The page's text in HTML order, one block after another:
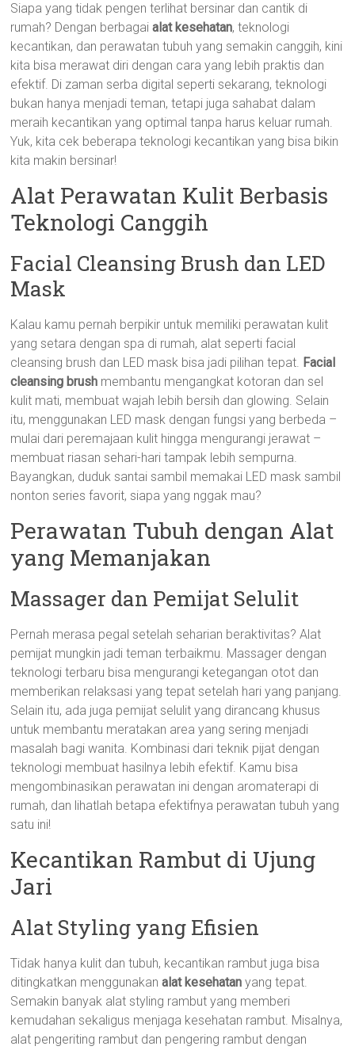
Siapa yang tidak pengen terlihat bersinar dan cantik di
rumah? Dengan berbagaialat kesehatan, teknologi
kecantikan, dan perawatan tubuh yang semakin canggih, kini
kita bisa merawat diri dengan cara yang lebih praktis dan
efektif. Di zaman serba digital seperti sekarang, teknologi
bukan hanya menjadi teman, tetapi juga sahabat dalam
meraih kecantikan yang optimal tanpa harus keluar rumah.
Yuk, kita cek beberapa teknologi kecantikan yang bisa bikin
kita makin bersinar!
Alat Perawatan Kulit Berbasis
Teknologi Canggih
Facial Cleansing Brush dan LED
Mask
Kalau kamu pernah berpikir untuk memiliki perawatan kulit
yang setara dengan spa di rumah, alat seperti facial
cleansing brush dan LED mask bisa jadi pilihan tepat. Facial
cleansing brush membantu mengangkat kotoran dan sel
kulit mati, membuat wajah lebih bersih dan glowing. Selain
itu, menggunakan LED mask dengan fungsi yang berbeda –
mulai dari peremajaan kulit hingga mengurangi jerawat –
membuat riasan sehari-hari tampak lebih sempurna.
Bayangkan, duduk santai sambil memakai LED mask sambil
nonton series favorit, siapa yang nggak mau?
Perawatan Tubuh dengan Alat
yang Memanjakan
Massager dan Pemijat Selulit
Pernah merasa pegal setelah seharian beraktivitas? Alat
pemijat mungkin jadi teman terbaikmu. Massager dengan
teknologi terbaru bisa mengurangi ketegangan otot dan
memberikan relaksasi yang tepat setelah hari yang panjang.
Selain itu, ada juga pemijat selulit yang dirancang khusus
untuk membantu meratakan area yang sering menjadi
masalah bagi wanita. Kombinasi dari teknik pijat dengan
teknologi membuat hasilnya lebih efektif. Kamu bisa
mengombinasikan perawatan ini dengan aromaterapi di
rumah, dan lihatlah betapa efektifnya perawatan tubuh yang
satu ini!
Kecantikan Rambut di Ujung
Jari
Alat Styling yang Efisien
Tidak hanya kulit dan tubuh, kecantikan rambut juga bisa
ditingkatkan menggunakanalat kesehatan yang tepat.
Semakin banyak alat styling rambut yang memberi
kemudahan sekaligus menjaga kesehatan rambut. Misalnya,
alat pengeriting rambut dan pengering rambut dengan